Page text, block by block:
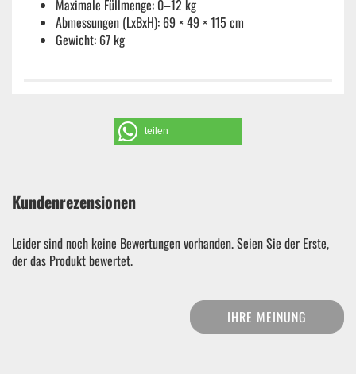
Maximale Füllmenge: 0–12 kg
Abmessungen (LxBxH): 69 × 49 × 115 cm
Gewicht: 67 kg
teilen
Kundenrezensionen
Leider sind noch keine Bewertungen vorhanden. Seien Sie der Erste,
der das Produkt bewertet.
IHRE MEINUNG